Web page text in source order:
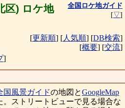
区) ロケ地
全国ロケ地ガイド
[▽]
[更新順] [人気順] [DB検索]
[概要] [交流]
]
国風景ガイドの地図とGoogleMap
ストリートビューで見る場合な